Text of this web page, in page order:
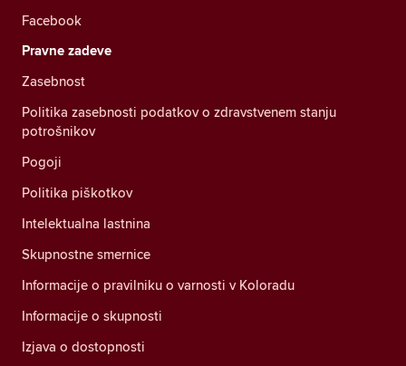
Facebook
Pravne zadeve
Zasebnost
Politika zasebnosti podatkov o zdravstvenem stanju
potrošnikov
Pogoji
Politika piškotkov
Intelektualna lastnina
Skupnostne smernice
Informacije o pravilniku o varnosti v Koloradu
Informacije o skupnosti
Izjava o dostopnosti